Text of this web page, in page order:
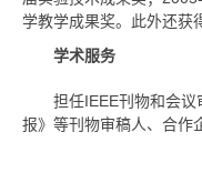
学教学成果奖。此外还获
学术服务
担任IEEE刊物和会
报》等刊物审稿人、合作